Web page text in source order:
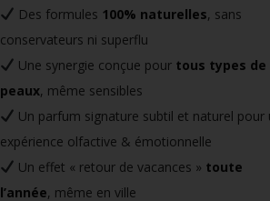
Des formules 100% naturelles, sans
conservateurs ni superflu
Une synergie conçue pour tous types de
peaux, même sensibles
Un parfum signature subtil et naturel pour
expérience olfactive & émotionnelle
Un effet « retour de vacances » toute
l’année, même en ville